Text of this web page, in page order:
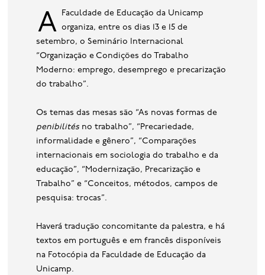
publicações na mídia
A Faculdade de Educação da Unicamp organiza, entre os dias 13 e 15 de
setembro, o Seminário Internacional
“Organização e Condições do Trabalho
Moderno: emprego, desemprego e precarização
do trabalho”.
Os temas das mesas são “As novas formas de
penibilités no trabalho”, “Precariedade,
informalidade e gênero”, “Comparações
internacionais em sociologia do trabalho e da
educação”, “Modernização, Precarização e
Trabalho” e “Conceitos, métodos, campos de
pesquisa: trocas”.
Haverá tradução concomitante da palestra, e há
textos em português e em francês disponíveis
na Fotocópia da Faculdade de Educação da
Unicamp.